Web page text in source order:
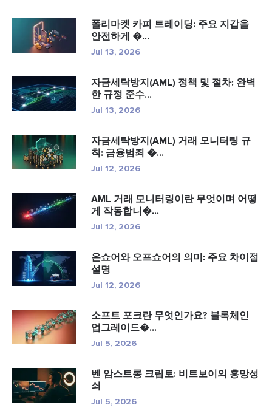
폴리마켓 카피 트레이딩: 주요 지갑을
안전하게 �...
Jul 13, 2026
자금세탁방지(AML) 정책 및 절차: 완벽
한 규정 준수...
Jul 13, 2026
자금세탁방지(AML) 거래 모니터링 규
칙: 금융범죄 �...
Jul 12, 2026
AML 거래 모니터링이란 무엇이며 어떻
게 작동합니�...
Jul 12, 2026
온쇼어와 오프쇼어의 의미: 주요 차이점
설명
Jul 12, 2026
소프트 포크란 무엇인가요? 블록체인
업그레이드�...
Jul 5, 2026
벤 암스트롱 크립토: 비트보이의 흥망성
쇠
Jul 5, 2026